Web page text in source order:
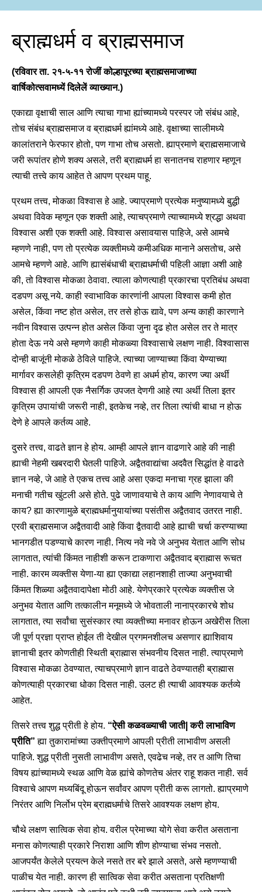
ब्राह्मधर्म व ब्राह्मसमाज
(रविवार ता. २१-५-११ रोजीं कोल्हापूरच्या ब्राह्मसमाजाच्या
वार्षिकोत्सवामध्यें दिलेलें व्याख्यान.)
एकाद्या वृक्षाची साल आणि त्याचा गाभा ह्यांच्यामध्ये परस्पर जो संबंध आहे,
तोच संबंध ब्राह्मसमाज व ब्राह्मधर्म ह्यांमध्ये आहे. वृक्षाच्या सालीमध्ये
कालांतराने फेरफार होतो, पण गाभा तोच असतो. ह्याप्रमाणे ब्राह्मसमाजाचे
जरी रूपांतर होणे शक्य असले, तरी ब्राह्मधर्म हा सनातनच राहणार म्हणून
त्याची तत्त्वे काय आहेत ते आपण प्रथम पाहू.
प्रथम तत्त्व, मोकळा विश्वास हे आहे. ज्याप्रमाणे प्रत्येक मनुष्यामध्ये बुद्धी
अथवा विवेक म्हणून एक शक्ती आहे, त्याचप्रमाणे त्याच्यामध्ये श्रद्धा अथवा
विश्वास अशी एक शक्ती आहे. विश्वास असावयास पाहिजे, असे आमचे
म्हणणे नाही, पण तो प्रत्येक व्यक्तीमध्ये कमीअधिक मानाने असतोच, असे
आमचे म्हणणे आहे. आणि ह्यासंबंधाची ब्राह्मधर्माची पहिली आज्ञा अशी आहे
की, तो विश्वास मोकळा ठेवावा. त्याला कोणत्याही प्रकारचा प्रतिबंध अथवा
दडपण असू नये. काही स्वाभाविक कारणांनी आपला विश्वास कमी होत
असेल, किंवा नष्ट होत असेल, तर तसे होऊ द्यावे, पण अन्य काही कारणाने
नवीन विश्वास उत्पन्न होत असेल किंवा जुना दृढ होत असेल तर ते मात्र
होता देऊ नये असे म्हणणे काही मोकळ्या विश्वासाचे लक्षण नाही. विश्वासास
दोन्ही बाजूंनी मोकळे ठेविले पाहिजे. त्याच्या जाण्याच्या किंवा येण्याच्या
मार्गावर कसलेही कृत्रिम दडपण ठेवणे हा अधर्म होय, कारण ज्या अर्थी
विश्वास ही आपली एक नैसर्गिक उपजत देणगी आहे त्या अर्थी तिला इतर
कृत्रिम उपायांची जरूरी नाही, इतकेच नव्हे, तर तिला त्यांची बाधा न होऊ
देणे हे आपले कर्तव्य आहे.
दुसरे तत्त्व, वाढते ज्ञान हे होय. आम्ही आपले ज्ञान वाढणारे आहे की नाही
ह्याची नेहमी खबरदारी घेतली पाहिजे. अद्वैतवाद्यांचा अदवैत सिद्धांत हे वाढते
ज्ञान नव्हे, जे आहे ते एकच तत्त्व आहे असा एकदा मनाचा ग्रह झाला की
मनाची गतीच खुंटली असे होते. पुढे जाणावयाचे ते काय आणि नेणावयाचे ते
काय? ह्या कारणामुळे ब्राह्मधर्मानुयायांच्या पसंतीस अद्वैतवाद उतरत नाही.
एरवी ब्राह्मसमाज अद्वैतवादी आहे किंवा द्वैतवादी आहे ह्याची चर्चा करण्याच्या
भानगडीत पडण्याचे कारण नाही. नित्य नवे नवे जे अनुभव येतात आणि सोध
लागतात, त्यांची किंमत नाहीशी करून टाकणारा अद्वैतवाद ब्राह्मास रूचत
नाही. कारम व्यक्तीस येणा-या ह्या एकाद्या लहानशाही ताज्या अनुभवाची
किंमत शिळ्या अद्वैतवादापेक्षा मोठी आहे. येणेप्रकारे प्रत्येक व्यक्तीस जे
अनुभव येतात आणि तत्कालीन मनूमध्ये जे भोवताली नानाप्रकारचे शोध
लागतात, त्या सर्वांचा सुसंस्कार त्या व्यक्तीच्या मनावर होऊन अखेरीस तिला
जी पूर्ण प्रज्ञा प्राप्त होईल ती देखील प्रगमनशीलच असणार ह्याशिवाय
ज्ञानाची इतर कोणतीही स्थिती ब्राह्मास संभवनीय दिसत नाही. त्याप्रमाणे
विश्वास मोकळा ठेवण्यात, त्याचप्रमाणे ज्ञान वाढते ठेवण्यातही ब्राह्मास
कोणत्याही प्रकारचा धोका दिसत नाही. उलट ही त्याची आवश्यक कर्तव्ये
आहेत.
तिसरे तत्त्व शुद्ध प्रीती हे होय. “ऐसी कळवळ्याची जाती| करी लाभाविण
प्रीति” ह्या तुकारामांच्या उक्तीप्रमाणे आपली प्रीती लाभावीण असली
पाहिजे. शुद्ध प्रीती नुसती लाभावीण असते, एवढेच नव्हे, तर त आणि तिचा
विषय ह्यांच्यामध्ये स्थळ आणि वेळ ह्यांचे कोणतेच अंतर राहू शकत नाही. सर्व
विश्वाचे आपण मध्यबिंदू होऊन सर्वांवर आपण प्रीती करू लागतो. ह्याप्रमाणे
निरंतर आणि निर्लोभ प्रेम ब्राह्मधर्माचे तिसरे आवश्यक लक्षण होय.
चौथे लक्षण सात्विक सेवा होय. वरील प्रेमाच्या योगे सेवा करीत असताना
मनास कोणत्याही प्रकारे निराशा आणि शीण होण्याचा संभव नसतो.
आजपर्यंत केलेले प्रयत्न केले नसते तर बरे झाले असते, असे म्हणण्याची
पाळीच येत नाही. कारण ही सात्विक सेवा करीत असताना प्रतिक्षणी